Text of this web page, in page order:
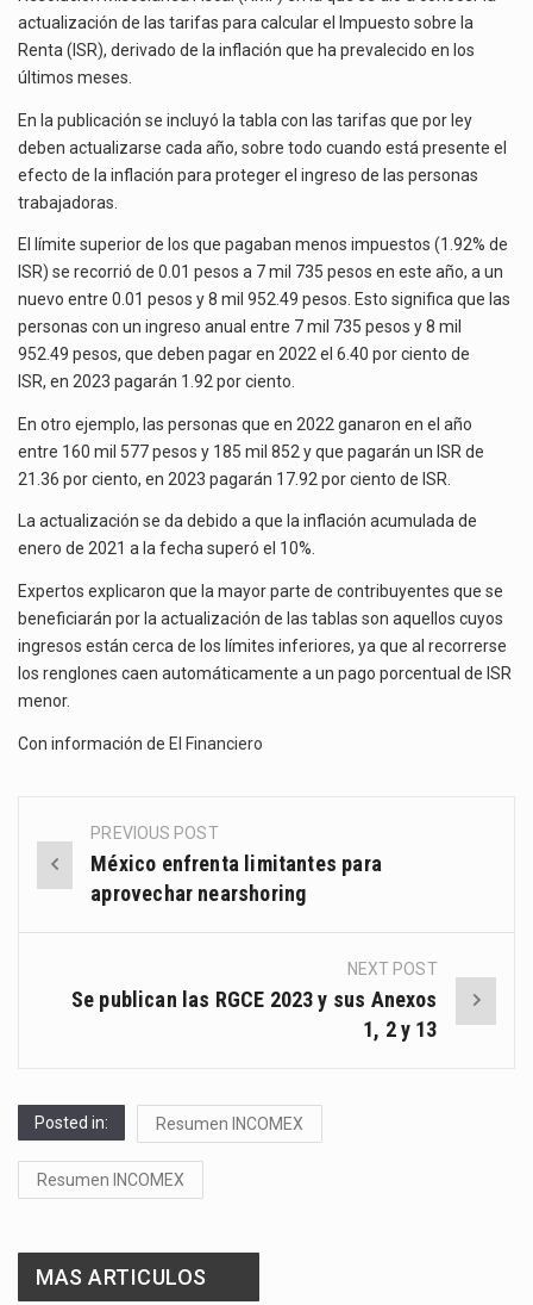
El gobierno de Estados Unidos anunciará un arancel del 15 % sobre los productos fabricados…
actualización de las tarifas para calcular el Impuesto sobre la
Renta (ISR), derivado de la inflación que ha prevalecido en los
últimos meses.
En la publicación se incluyó la tabla con las tarifas que por ley
deben actualizarse cada año, sobre todo cuando está presente el
efecto de la inflación para proteger el ingreso de las personas
trabajadoras.
El límite superior de los que pagaban menos impuestos (1.92% de
ISR) se recorrió de 0.01 pesos a 7 mil 735 pesos en este año, a un
nuevo entre 0.01 pesos y 8 mil 952.49 pesos. Esto significa que las
personas con un ingreso anual entre 7 mil 735 pesos y 8 mil
952.49 pesos, que deben pagar en 2022 el 6.40 por ciento de
ISR, en 2023 pagarán 1.92 por ciento.
En otro ejemplo, las personas que en 2022 ganaron en el año
entre 160 mil 577 pesos y 185 mil 852 y que pagarán un ISR de
21.36 por ciento, en 2023 pagarán 17.92 por ciento de ISR.
La actualización se da debido a que la inflación acumulada de
enero de 2021 a la fecha superó el 10%.
Expertos explicaron que la mayor parte de contribuyentes que se
beneficiarán por la actualización de las tablas son aquellos cuyos
ingresos están cerca de los límites inferiores, ya que al recorrerse
los renglones caen automáticamente a un pago porcentual de ISR
menor.
Con información de El Financiero
Post
navigation
PREVIOUS POST
México enfrenta limitantes para
aprovechar nearshoring
NEXT POST
Se publican las RGCE 2023 y sus Anexos
1, 2 y 13
Posted in: Resumen INCOMEX
Resumen INCOMEX
MAS ARTICULOS